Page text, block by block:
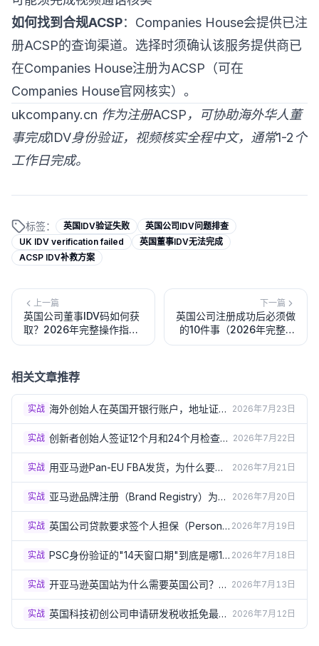
如何找到合规ACSP：Companies House会提供已注
册ACSP的查询渠道。选择时须确认该服务提供商已
在Companies House注册为ACSP（可在
Companies House官网核实）。
ukcompany.cn 作为注册ACSP，可协助海外华人董
事完成IDV身份验证，视频核实全程中文，通常1-2个
工作日完成。
标签： 英国IDV验证失败
英国公司IDV问题排查
UK IDV verification failed
英国董事IDV无法完成
ACSP IDV补救方案
上一篇
英国公司董事IDV码如何获
取？2026年完整操作指
南：二维码生成、验证渠道
下一篇
英国公司注册成功后必须做
的10件事（2026年完整清
单）
相关文章推荐
实战 海外创始人在英国开银行账户，地址证明
总被拒？3个实操方案（2026）
2026年7月23日
实战 创新者创始人签证12个月和24个月检查
点：怎样才算"进展达标"？（2026）
2026年7月22日
实战 用亚马逊Pan-EU FBA发货，为什么要在
德法意西波5国注册VAT？（2026）
2026年7月21日
实战 亚马逊品牌注册（Brand Registry）为什
么必须要有英国商标？（2026）
2026年7月20日
实战 英国公司贷款要求签个人担保（Personal
Guarantee）？签之前必须了解的风险
（2026）
2026年7月19日
实战 PSC身份验证的"14天窗口期"到底是哪14
天？出生月份规则详解（2026）
2026年7月18日
实战 开亚马逊英国站为什么需要英国公司？企
业卖家资质要求详解（2026）
2026年7月13日
实战 英国科技初创公司申请研发税收抵免最容
易踩的5个坑（2026）
2026年7月12日